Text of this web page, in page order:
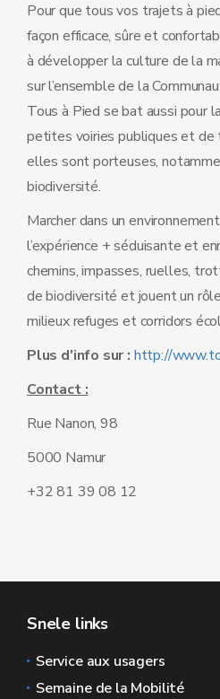
Pour que tous vos trajets à
façon efficace, sûre et
à développer la culture de la
sur l’ensemble de la
Tous à Pied se bat aussi pour
petites voiries publiques et
elles sont porteuses,
biodiversité.
Marcher dans un
l’expérience + séduisante et
chemins, impasses, ruelles,
de biodiversité et jouent un
milieux refuges et corridors
Plus d'info sur : http://
Contact :
Rue Nanon, 98
5000 Namur
+32 81 39 08 12
Snele links
Service aux usagers
Semaine de la Mobilité